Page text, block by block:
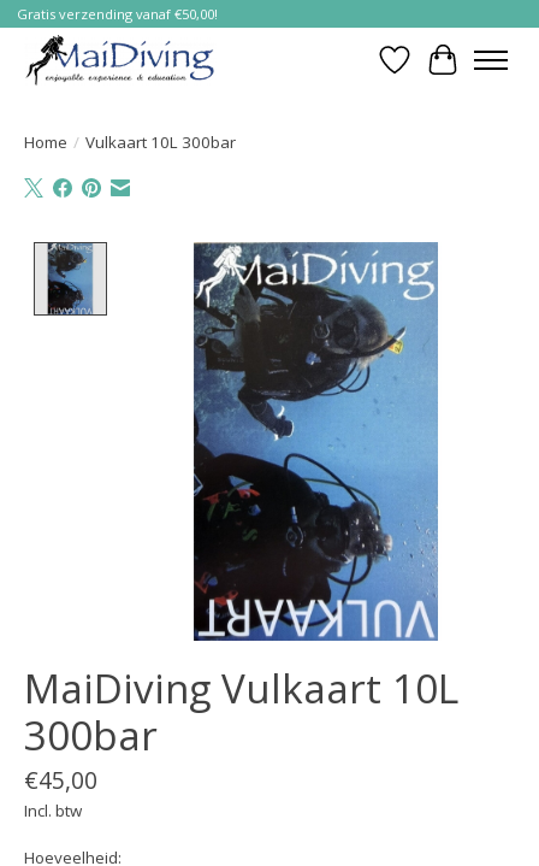
Gratis verzending vanaf €50,00!
Verlanglijst
Home / Vulkaart 10L 300bar
Product image slideshow Items
MaiDiving Vulkaart 10L
300bar
€45,00
Incl. btw
Hoeveelheid: